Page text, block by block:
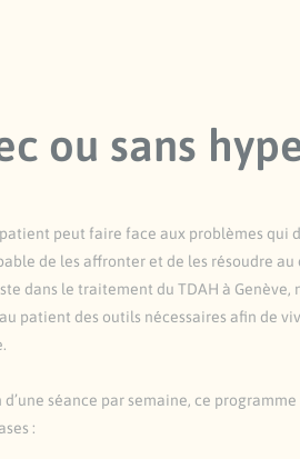
ou sans
peut faire face aux problèmes qui
de les affronter et de les résoudre
dans le traitement du TDAH à Genève,
patient des outils nécessaires afin de
d’une séance par semaine, ce
: